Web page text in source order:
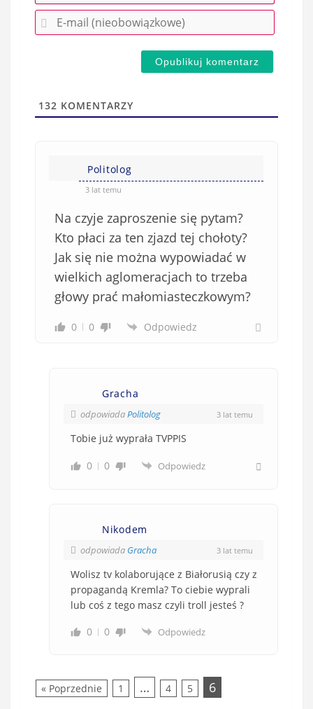
r
e
w
E
-
(
132 KOMENTARZY
Politolog
3 lat temu
Na czyje zaproszenie się pytam?
Kto płaci za ten zjazd tej chołoty?
Jak się nie można wypowiadać w
wielkich aglomeracjach to trzeba
głowy prać małomiasteczkowym?
0 0 Odpowiedz
Gracha
odpowiadaPolitolog 3 lat temu
Tobie już wyprała TVPPIS
0 0 Odpowiedz
Nikodem
odpowiada Gracha 3 lat temu
Wolisz tv kolaborujące z Białorusią czy z
propagandą Kremla? To ciebie wyprali
lub coś z tego masz czyli troll jesteś ?
0
0 Odpowiedz
« Poprzednie 1 … 4 5 6